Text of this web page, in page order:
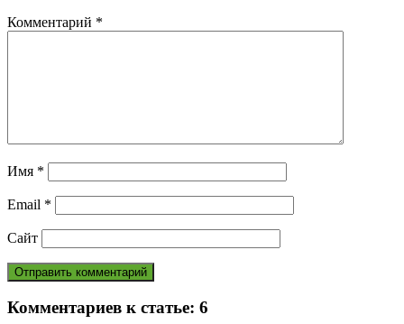
Комментарий *
Имя *
Email *
Сайт
Комментариев к статье: 6